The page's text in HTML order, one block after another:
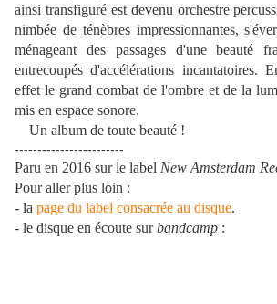
ainsi transfiguré est devenu orchestre
nimbée de ténèbres impressionnantes,
ménageant des passages d'une beauté
entrecoupés d'accélérations incantatoires.
effet le grand combat de l'ombre et de la
mis en espace sonore.
Un album de toute beauté !
------------------------
Paru en 2016 sur le label New Amsterdam
Pour aller plus loin :
- la page du label consacrée au disque.
- le disque en écoute surbandcamp :